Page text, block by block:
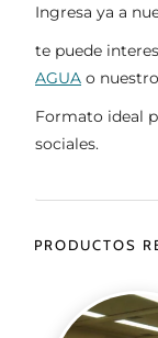
Ingresa ya a
te puede
AGUA o
Formato ideal
sociales.
PRODUCTOS